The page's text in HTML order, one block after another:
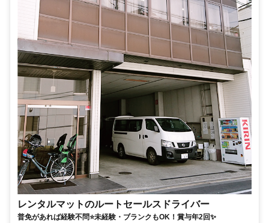
レンタルマットのルートセールスドライバー
普免があれば経験不問⭐未経験・ブランクもOK！賞与年2回✨